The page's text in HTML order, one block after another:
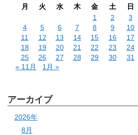
月
火 水 木 金 土
日
1
2
3
4
5 6 7 8 9
10
11
12 13 14 15 16
17
18
19 20 21 22 23
24
25
26 27 28 29 30
31
« 11月
1月 »
アーカイブ
2026年
8月